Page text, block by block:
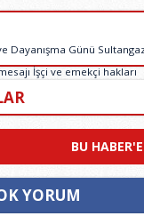
Dayanışma Günü
İşçi ve emekçi hakları
BU
YORUM